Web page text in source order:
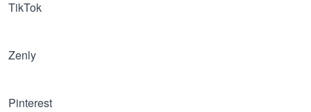
TikTok
Zenly
Pinterest